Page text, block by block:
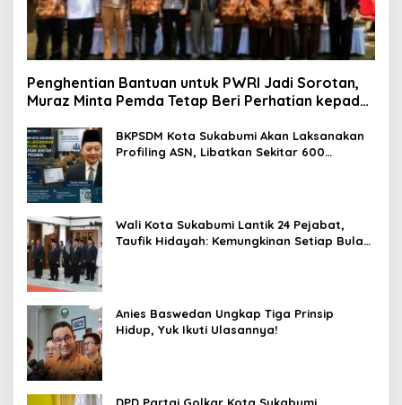
Penghentian Bantuan untuk PWRI Jadi Sorotan,
Muraz Minta Pemda Tetap Beri Perhatian kepada
BKPSDM Kota Sukabumi Akan Laksanakan
Profiling ASN, Libatkan Sekitar 600
Wali Kota Sukabumi Lantik 24 Pejabat,
Taufik Hidayah: Kemungkinan Setiap Bulan
Anies Baswedan Ungkap Tiga Prinsip
Hidup, Yuk Ikuti Ulasannya!